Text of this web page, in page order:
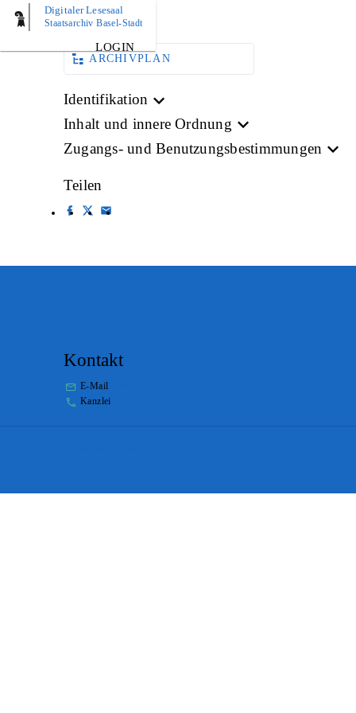
Digitaler Lesesaal
Staatsarchiv Basel-Stadt
LOGIN
BILD
ARCHIVPLAN
Identifikation
Inhalt und innere Ordnung
Zugangs- und Benutzungsbestimmungen
Teilen
Kontakt
E-Mail
Kanzlei